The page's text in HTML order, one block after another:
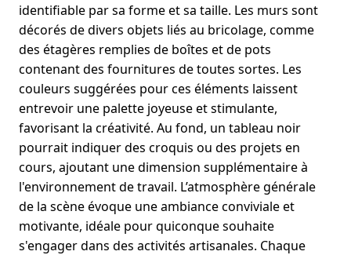
identifiable par sa forme et sa taille. Les murs sont
décorés de divers objets liés au bricolage, comme
des étagères remplies de boîtes et de pots
contenant des fournitures de toutes sortes. Les
couleurs suggérées pour ces éléments laissent
entrevoir une palette joyeuse et stimulante,
favorisant la créativité. Au fond, un tableau noir
pourrait indiquer des croquis ou des projets en
cours, ajoutant une dimension supplémentaire à
l'environnement de travail. L’atmosphère générale
de la scène évoque une ambiance conviviale et
motivante, idéale pour quiconque souhaite
s'engager dans des activités artisanales. Chaque